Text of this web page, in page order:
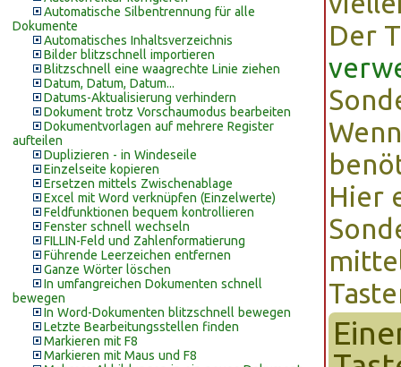
Automatische Silbentrennung für alle
Dokumente
Automatisches Inhaltsverzeichnis
Bilder blitzschnell importieren
Blitzschnell eine waagrechte Linie ziehen
Datum, Datum, Datum...
Datums-Aktualisierung verhindern
Dokument trotz Vorschaumodus bearbeiten
Dokumentvorlagen auf mehrere Register
aufteilen
Duplizieren - in Windeseile
Einzelseite kopieren
Ersetzen mittels Zwischenablage
Excel mit Word verknüpfen (Einzelwerte)
Feldfunktionen bequem kontrollieren
Fenster schnell wechseln
FILLIN-Feld und Zahlenformatierung
Führende Leerzeichen entfernen
Ganze Wörter löschen
In umfangreichen Dokumenten schnell
bewegen
In Word-Dokumenten blitzschnell bewegen
Letzte Bearbeitungsstellen finden
Markieren mit F8
Markieren mit Maus und F8
Der
Hier